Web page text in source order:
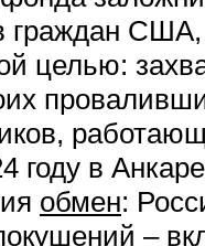
граждан
целью:
году в
обмен:
–